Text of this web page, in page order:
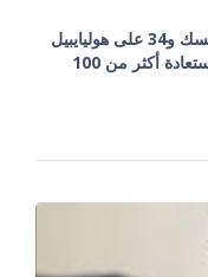
هيئة الأركان العامة: 50 هجوماً على بوكروفسك و34 على هوليايبيل
و18 على ليمان – وسيرسكي يكشف عن استعادة أكثر من 100